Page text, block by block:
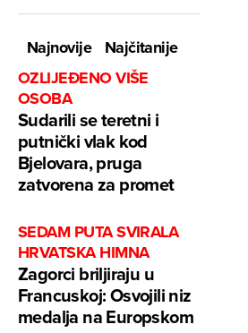
Najnovije
Najčitanije
OZLIJEĐENO VIŠE
OSOBA
Sudarili se teretni i
putnički vlak kod
Bjelovara, pruga
zatvorena za promet
SEDAM PUTA SVIRALA
HRVATSKA HIMNA
Zagorci briljiraju u
Francuskoj: Osvojili niz
medalja na Europskom